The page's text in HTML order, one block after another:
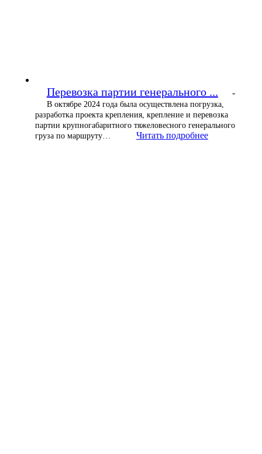
Перевозка партии генерального ... -
В октябре 2024 года была осуществлена погрузка,
разработка проекта крепления, крепление и перевозка
партии крупногабаритного тяжеловесного генерального
груза по маршруту…
Читать подробнее